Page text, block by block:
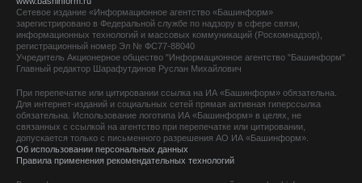
Сетевое издание «Информационное агентство «Башинформ»
зарегистрировано в Федеральной службе по надзору в сфере связи,
информационных технологий и массовых коммуникаций (Роскомнадзор),
регистрационный номер Эл № ФС77-88040
Учредитель Акционерное общество "Информационное агентство "Башинформ"
Главный редактор Шарафутдинов Руслан Михайлович
При перепечатке или цитировании ссылка на ИА «Башинформ» обязательна.
Для интернет-изданий и социальных сетей прямая активная гиперссылка
обязательна. Использование логотипа ИА «Башинформ» в целях, не
связанных с ссылкой на агентство при перепечатке или цитировании,
допускается только с письменного разрешения АО ИА «Башинформ».
Об использовании персональных данных
Правила применения рекомендательных технологий